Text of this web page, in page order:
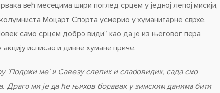
већ месецима шири поглед срцем у једној лепој мисији,
Моцарт Спорта усмерио у хуманитарне сврхе.
само срцем добро види“ као да је из његовог пера
акцију исписао и дивне хумане приче.
'Подржи ме' и Савезу слепих и слабовидих, сада смо
Драго ми је да ће њихов боравак у зимским данима бити